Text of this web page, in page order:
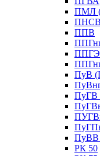
ПМЛ
ПНСВ
ППВ
ПуВ
ПуГВ
РК 50